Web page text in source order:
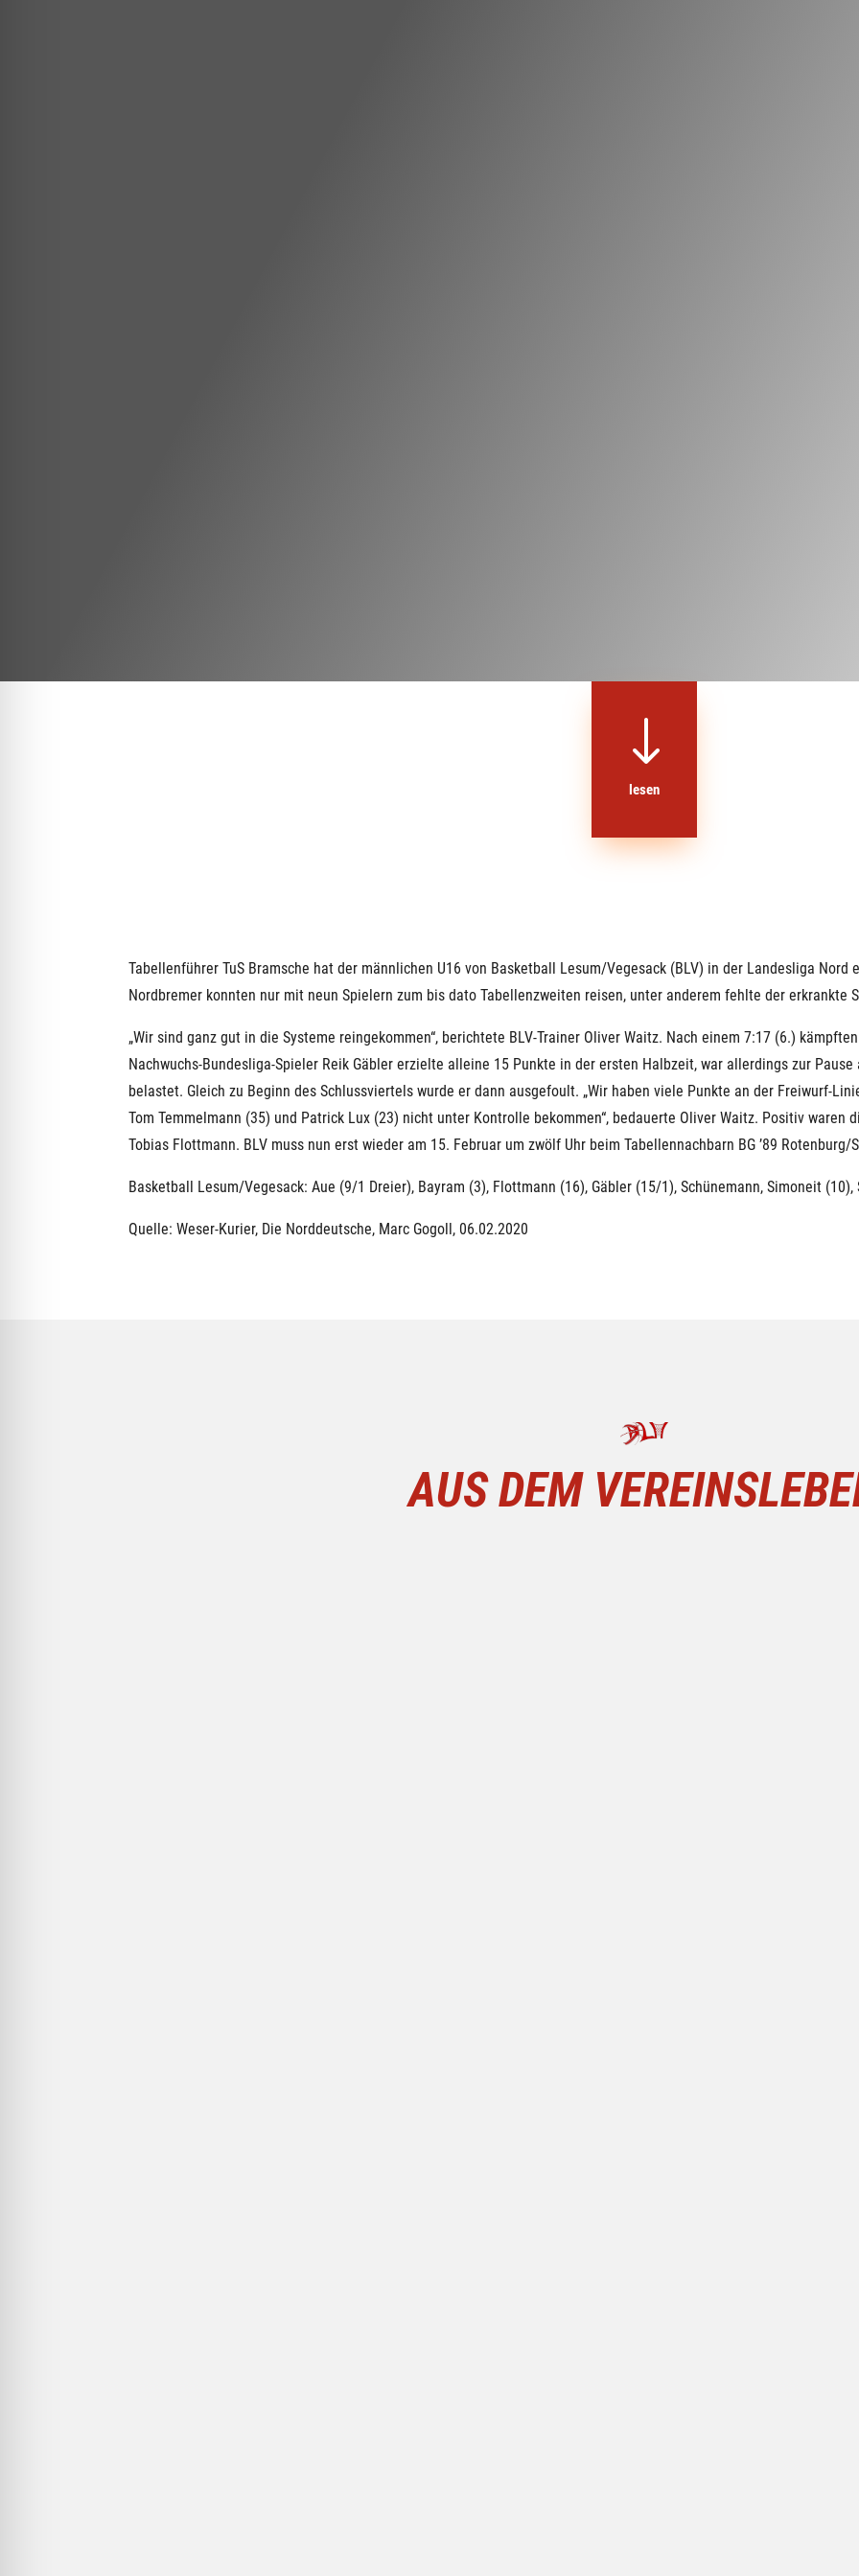
"
lesen
Tabellenführer TuS Bramsche hat der männlichen U16 von Basketball Lesum/Vegesack (BLV) in der Landesliga
Nordbremer konnten nur mit neun Spielern zum bis dato Tabellenzweiten reisen, unter anderem fehlte der erkrankte
„Wir sind ganz gut in die Systeme reingekommen“, berichtete BLV-Trainer Oliver Waitz. Nach einem 7:17 (6.)
Nachwuchs-Bundesliga-Spieler Reik Gäbler erzielte alleine 15 Punkte in der ersten Halbzeit, war allerdings zur
belastet. Gleich zu Beginn des Schlussviertels wurde er dann ausgefoult. „Wir haben viele Punkte an der Freiwurf-
Tom Temmelmann (35) und Patrick Lux (23) nicht unter Kontrolle bekommen“, bedauerte Oliver Waitz. Positiv waren
Tobias Flottmann. BLV muss nun erst wieder am 15. Februar um zwölf Uhr beim Tabellennachbarn BG ’89
Basketball Lesum/Vegesack: Aue (9/1 Dreier), Bayram (3), Flottmann (16), Gäbler (15/1), Schünemann, Simoneit
Quelle: Weser-Kurier, Die Norddeutsche, Marc Gogoll, 06.02.2020
AUS DEM